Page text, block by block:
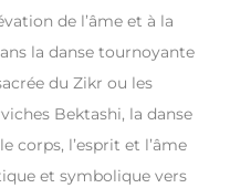
de l’âme et à la
la danse tournoyante
du Zikr ou les
Bektashi, la danse
corps, l’esprit et l’âme
et symbolique vers